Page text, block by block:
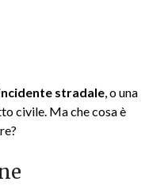
stradale, o una
civile. Ma che cosa è